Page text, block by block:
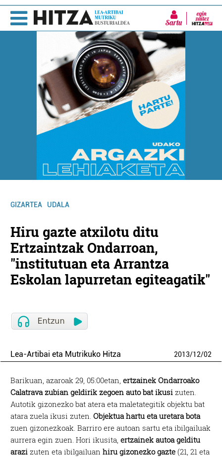
Sartu
GIZARTEA UDALA
Hiru gazte atxilotu ditu
Ertzaintzak Ondarroan,
"institutuan eta Arrantza
Eskolan lapurretan egiteagatik"
Lea-Artibai eta Mutrikuko Hitza 2013/12/02
Barikuan, azaroak 29, 05:00etan,ertzainek Ondarroako
Calatrava zubian geldirik zegoen auto bat ikusi zuten.
Autotik gizonezko bat atera eta maletategitik objektu bat
atara zuela ikusi zuten.Objektua hartu eta uretara bota
zuen gizonezkoak. Barriro ere autoan sartu eta ibilgailuak
aurrera egin zuen. Hori ikusita,ertzainek autoa gelditu
arazi zuten eta ibilgailuanhiru gizonezko gazte (21, 21 eta